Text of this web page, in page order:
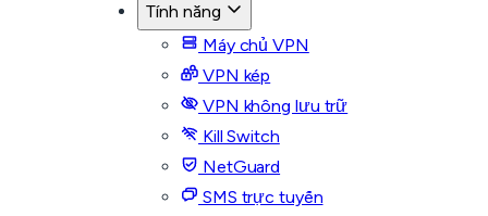
Tính năng
Máy chủ VPN
VPN kép
VPN không lưu trữ
Kill Switch
NetGuard
SMS trực tuyến